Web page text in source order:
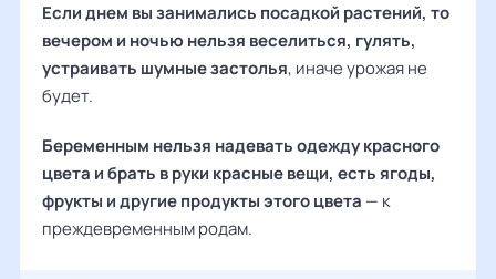
Если днем вы занимались посадкой растений, то
вечером и ночью нельзя веселиться, гулять,
устраивать шумные застолья, иначе урожая не
будет.
Беременным нельзя надевать одежду красного
цвета и брать в руки красные вещи, есть ягоды,
фрукты и другие продукты этого цвета — к
преждевременным родам.